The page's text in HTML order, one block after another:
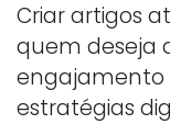
Criar artigos
quem deseja
engajamento
estratégias